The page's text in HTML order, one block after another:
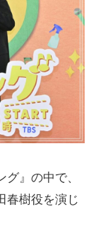
』の中で、
春樹役を演じ